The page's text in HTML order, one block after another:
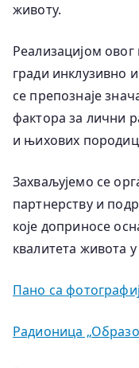
животу.
Реализацијом
гради инклузивно
се препознаје
фактора за лични
и њихових
Захваљујемо се
партнерству и
које доприносе
квалитета живота
Пано са
Радионица